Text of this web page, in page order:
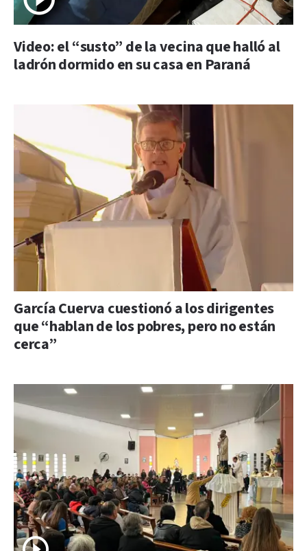
Video: el “susto” de la vecina que halló al
ladrón dormido en su casa en Paraná
García Cuerva cuestionó a los dirigentes
que “hablan de los pobres, pero no están
cerca”